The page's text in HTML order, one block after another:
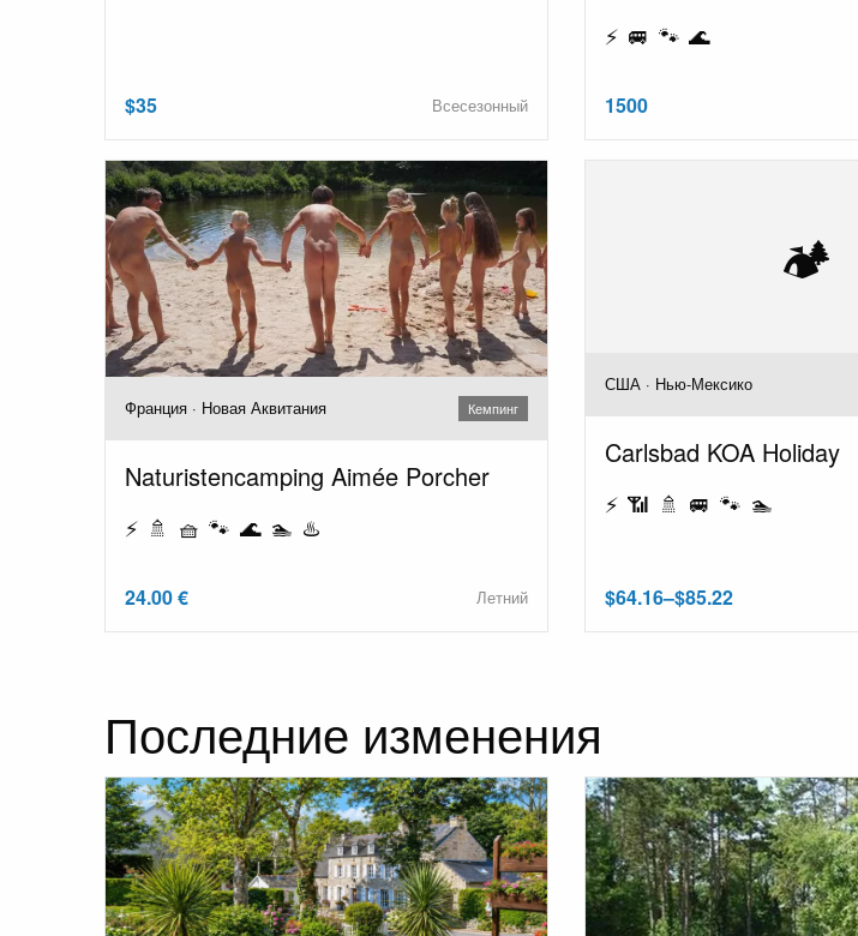
$35 Всесезонный
⚡ 🚐 🐾 🌊
1500
Франция · Новая Аквитания Кемпинг
Naturistencamping Aimée Porcher
⚡ 🚿 🧺 🐾 🌊 🏊 ♨️
24.00 € Летний
🏕️
США · Нью-Мексико
Carlsbad KOA Holiday
⚡ 📶 🚿 🚐 🐾 🏊
$64.16–$85.22
Последние изменения